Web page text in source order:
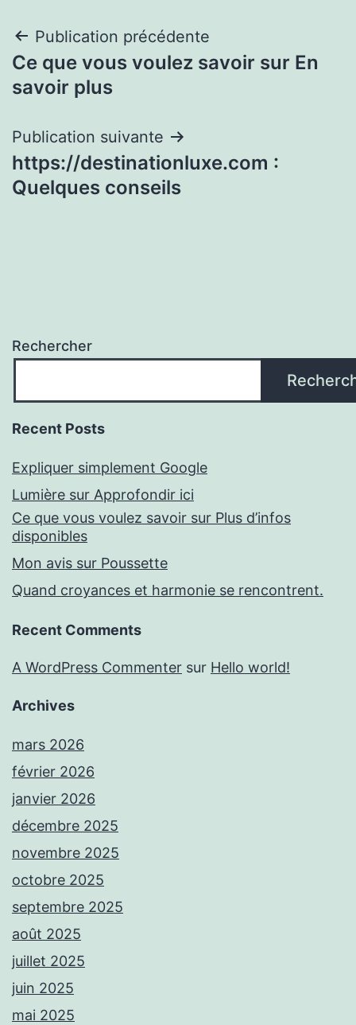
Navigation
de
Publication précédente
Ce que vous voulez savoir sur En
savoir plus
Publication suivante
https://destinationluxe.com :
Quelques conseils
Rechercher
Recent Posts
Expliquer simplement Google
Lumière sur Approfondir ici
Ce que vous voulez savoir sur Plus d’infos
disponibles
Mon avis sur Poussette
Quand croyances et harmonie se rencontrent.
Recent Comments
A WordPress Commenter sur Hello world!
Archives
mars 2026
février 2026
janvier 2026
décembre 2025
novembre 2025
octobre 2025
septembre 2025
août 2025
juillet 2025
juin 2025
mai 2025